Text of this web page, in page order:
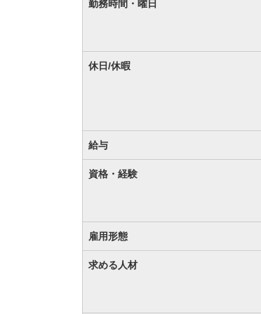
勤務時間・曜日
休日/休暇
給与
資格・経験
雇用形態
求める人材